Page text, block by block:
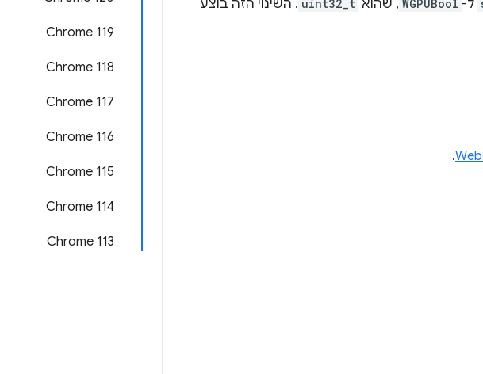
Chrome 119
Chrome 118
Chrome 117
Chrome 116
Chrome 115
Chrome 114
Chrome 113
ל- WGPUBool , שהוא uint32_t . השינוי הזה בוצע
.